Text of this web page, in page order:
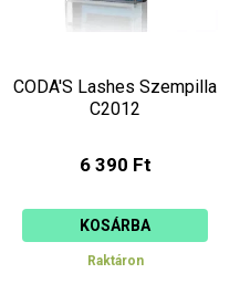
CODA'S Lashes Szempilla
C2012
6 390 Ft
KOSÁRBA
Raktáron